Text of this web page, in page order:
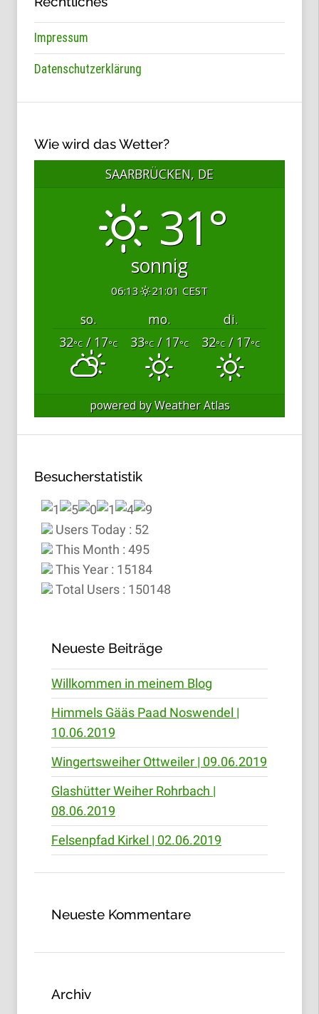
Impressum
Datenschutzerklärung
Wie wird das Wetter?
SAARBRÜCKEN, DE
31°
sonnig
06:13 21:01 CEST
so. mo.
di.
32°C/ 17°C 33°C/ 17°C 32°C/ 17°C
powered byWeather Atlas
Besucherstatistik
Users Today : 52
This Month : 495
This Year : 15184
Total Users : 150148
Neueste Beiträge
Willkommen in meinem Blog
Himmels Gääs Paad Noswendel |
10.06.2019
Wingertsweiher Ottweiler | 09.06.2019
Glashütter Weiher Rohrbach |
08.06.2019
Felsenpfad Kirkel | 02.06.2019
Neueste Kommentare
Archiv